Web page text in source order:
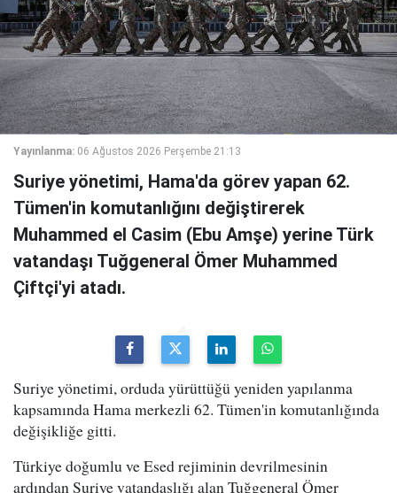
Yayınlanma: 06 Ağustos 2026 Perşembe 21:13
Suriye yönetimi, Hama'da görev yapan 62.
Tümen'in komutanlığını değiştirerek
Muhammed el Casim (Ebu Amşe) yerine Türk
vatandaşı Tuğgeneral Ömer Muhammed
Çiftçi'yi atadı.
Suriye yönetimi, orduda yürüttüğü yeniden yapılanma
kapsamında Hama merkezli 62. Tümen'in komutanlığında
değişikliğe gitti.
Türkiye doğumlu ve Esed rejiminin devrilmesinin
ardından Suriye vatandaşlığı alan Tuğgeneral Ömer